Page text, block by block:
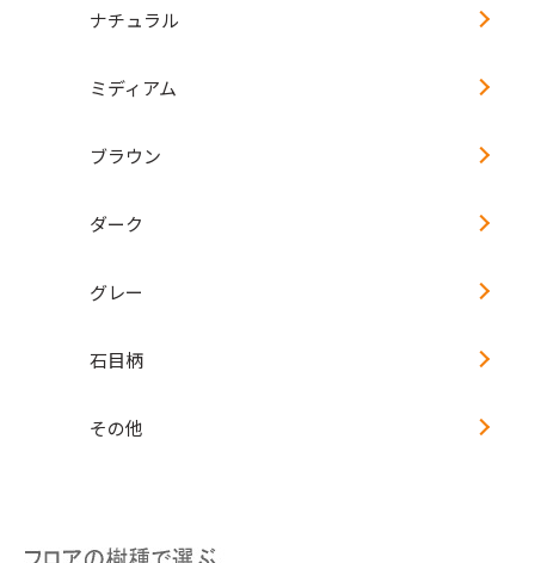
ナチュラル
ミディアム
ブラウン
ダーク
グレー
石目柄
その他